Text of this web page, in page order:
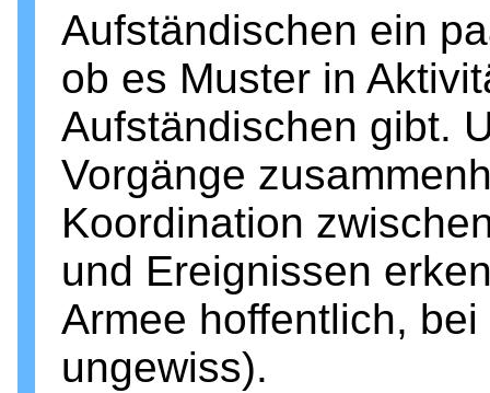
Aufständischen ein
ob es Muster in
Aufständischen gibt.
Vorgänge
Koordination
und Ereignissen
Armee hoffentlich,
ungewiss).